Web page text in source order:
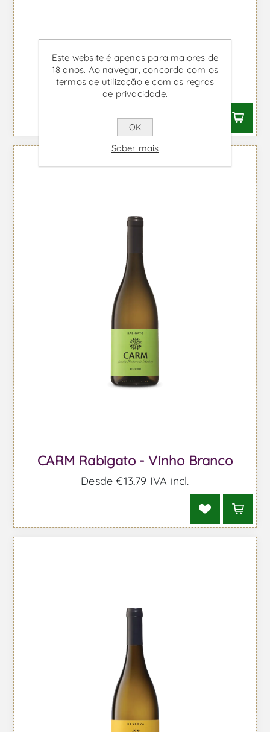
Carm - Vinho Branco
Desde €8,49 IVA incl.
CARM Rabigato - Vinho Branco
Desde €13,79 IVA incl.
Este website é apenas para maiores de
18 anos. Ao navegar, concorda com os
termos de utilização e com as regras
de privacidade.
OK
Saber mais